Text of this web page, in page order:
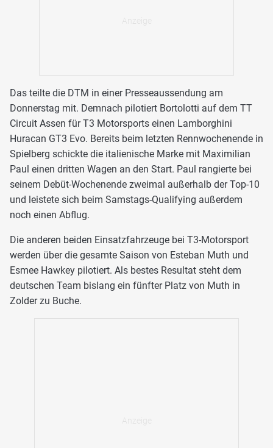
Das teilte die DTM in einer Presseaussendung am
Donnerstag mit. Demnach pilotiert Bortolotti auf dem TT
Circuit Assen für T3 Motorsports einen Lamborghini
Huracan GT3 Evo. Bereits beim letzten Rennwochenende in
Spielberg schickte die italienische Marke mit Maximilian
Paul einen dritten Wagen an den Start. Paul rangierte bei
seinem Debüt-Wochenende zweimal außerhalb der Top-10
und leistete sich beim Samstags-Qualifying außerdem
noch einen Abflug.
Die anderen beiden Einsatzfahrzeuge bei T3-Motorsport
werden über die gesamte Saison von Esteban Muth und
Esmee Hawkey pilotiert. Als bestes Resultat steht dem
deutschen Team bislang ein fünfter Platz von Muth in
Zolder zu Buche.